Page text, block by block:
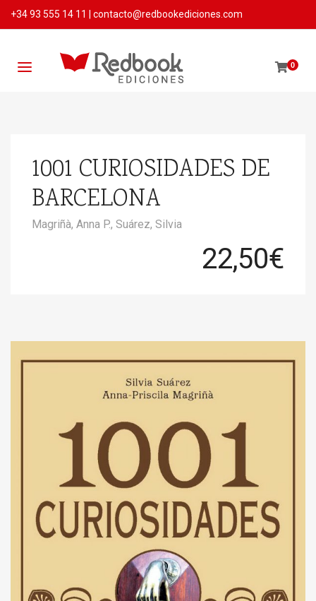
+34 93 555 14 11 contacto@redbookediciones.com
0
1001 CURIOSIDADES DE
BARCELONA
Magriñà, Anna P., Suárez, Silvia
22,50€